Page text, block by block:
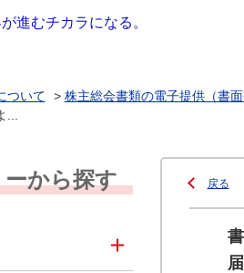
ついて > 株主総会書類の電子提供（書面
から探す 戻る